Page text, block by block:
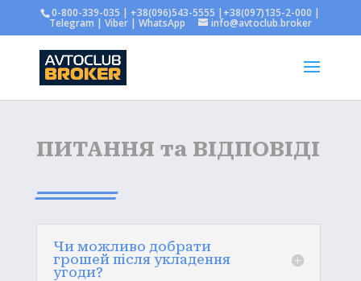
0-800-339-035 | +38(096)543-5555 |+38(097)135-2-000 |
Telegram | Viber | WhatsApp info@avtoclub.broker
ПИТАННЯ та ВІДПОВІДІ
Чи можливо добрати
грошей після укладення
угоди?